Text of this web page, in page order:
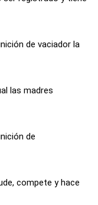
de vaciador la
las madres
de
compete y hace